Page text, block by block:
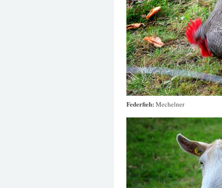
Federfieh: Mechelner